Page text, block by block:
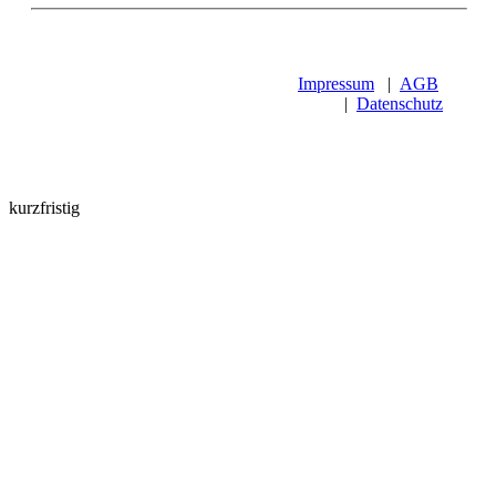
Impressum | AGB
| Datenschutz
kurzfristig